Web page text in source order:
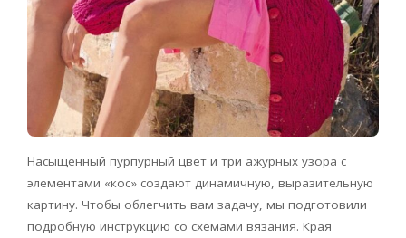
Насыщенный пурпурный цвет и три ажурных узора с
элементами «кос» создают динамичную, выразительную
картину. Чтобы облегчить вам задачу, мы подготовили
подробную инструкцию со схемами вязания. Края